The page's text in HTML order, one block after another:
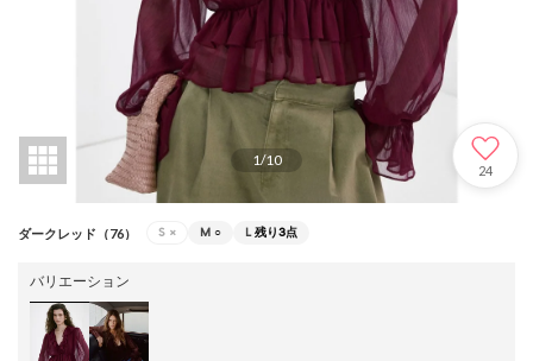
1/10
24
ダークレッド（76） S × M ○ L 残り3点
バリエーション